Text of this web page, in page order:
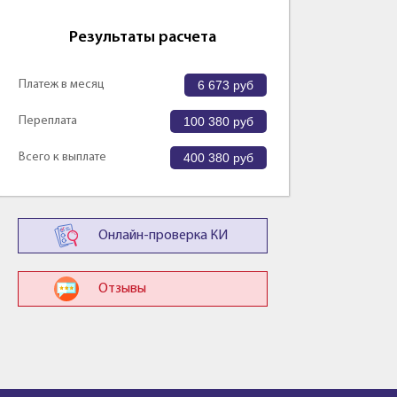
Результаты расчета
Платеж в месяц 6 673 руб
Переплата 100 380 руб
Всего к выплате 400 380 руб
Онлайн-проверка КИ
Отзывы